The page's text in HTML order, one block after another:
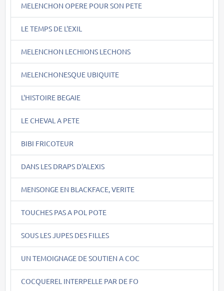
MELENCHON OPERE POUR SON PETE
LE TEMPS DE L'EXIL
MELENCHON LECHIONS LECHONS
MELENCHONESQUE UBIQUITE
L'HISTOIRE BEGAIE
LE CHEVAL A PETE
BIBI FRICOTEUR
DANS LES DRAPS D'ALEXIS
MENSONGE EN BLACKFACE, VERITE
TOUCHES PAS A POL POTE
SOUS LES JUPES DES FILLES
UN TEMOIGNAGE DE SOUTIEN A COC
COCQUEREL INTERPELLE PAR DE FO